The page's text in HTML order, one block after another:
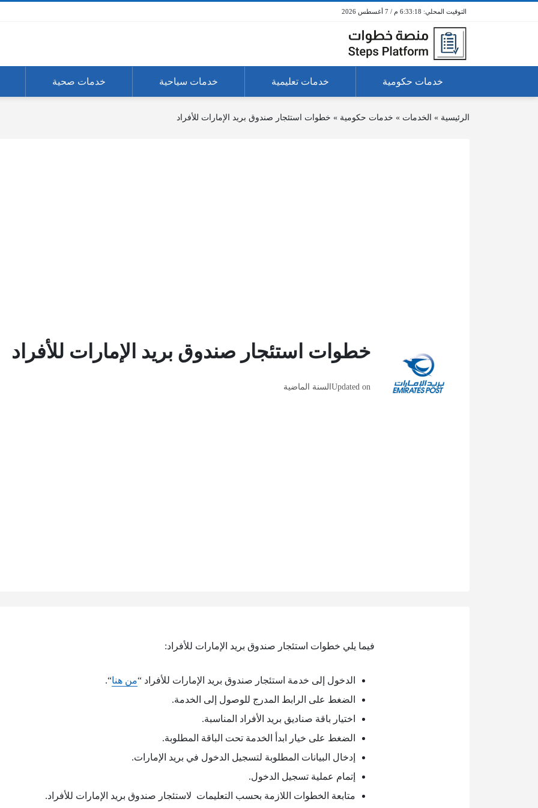
6:33:19 م / 7 أغسطس 2026
خدمات حكومية خدمات تعليمية خدمات سياحية خدمات صحية
الرئيسية » الخدمات » خدمات حكومية » خطوات استئجار صندوق بريد الإمارات للأفراد
خطوات استئجار صندوق بريد الإمارات للأفراد
Updated onالسنة الماضية
فيما يلي خطوات استئجار صندوق بريد الإمارات للأفراد:
الدخول إلى خدمة استئجار صندوق بريد الإمارات للأفراد “من هنا“.
الضغط على الرابط المدرج للوصول إلى الخدمة.
اختيار باقة صناديق بريد الأفراد المناسبة.
الضغط على خيار ابدأ الخدمة تحت الباقة المطلوبة.
إدخال البيانات المطلوبة لتسجيل الدخول في بريد الإمارات.
إتمام عملية تسجيل الدخول.
متابعة الخطوات اللازمة بحسب التعليمات لاستئجار صندوق بريد الإمارات للأفراد.